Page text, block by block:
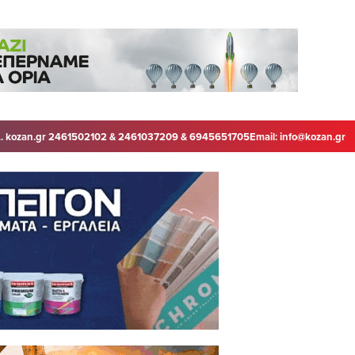
kozan.gr 2461502102 & 2461037209 & 6945651705Email:info@kozan.gr